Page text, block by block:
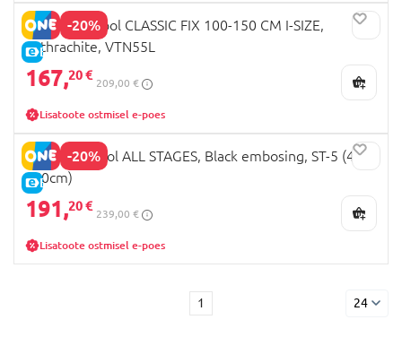
-20%
E-HIND
MILLI turvatool CLASSIC FIX 100-150 CM I-SIZE,
anthrachite, VTN55L
167,20 €
209,00 €
Lisatoote ostmisel e-poes
-20%
E-HIND
MILLI Autotool ALL STAGES, Black embosing, ST-5 (40-
150cm)
191,20 €
239,00 €
Lisatoote ostmisel e-poes
1 24